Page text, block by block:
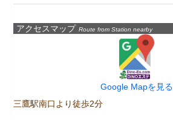
アクセスマップ Route from Station nearby
Google Mapを見る
三鷹駅南口より徒歩2分